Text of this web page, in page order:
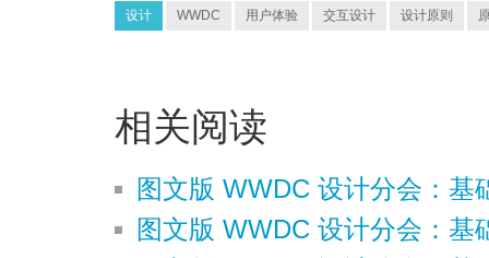
设计 WWDC 用户体验 交互设计 设计原则
相关阅读
图文版 WWDC 设计分会：
图文版 WWDC 设计分会：